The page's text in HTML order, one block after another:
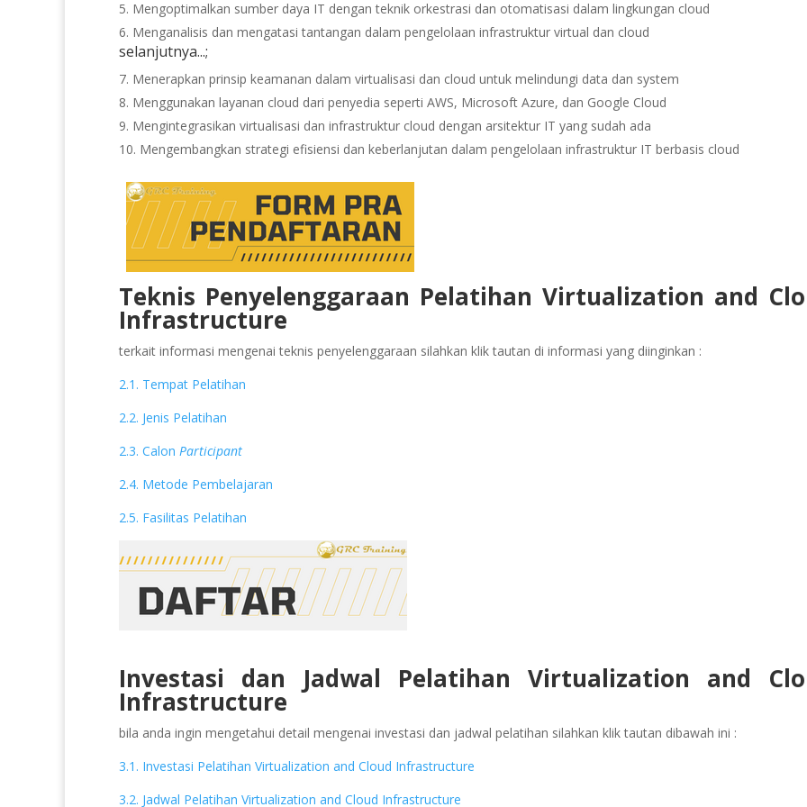
Mengoptimalkan sumber daya IT dengan teknik orkestrasi dan otomatisasi dalam lingkungan cloud
Menganalisis dan mengatasi tantangan dalam pengelolaan infrastruktur virtual dan cloud
selanjutnya...;
Menerapkan prinsip keamanan dalam virtualisasi dan cloud untuk melindungi data dan system
Menggunakan layanan cloud dari penyedia seperti AWS, Microsoft Azure, dan Google Cloud
Mengintegrasikan virtualisasi dan infrastruktur cloud dengan arsitektur IT yang sudah ada
Mengembangkan strategi efisiensi dan keberlanjutan dalam pengelolaan infrastruktur IT berbasis cloud
Teknis Penyelenggaraan Pelatihan Virtualization and
Infrastructure
terkait informasi mengenai teknis penyelenggaraan silahkan klik tautan di informasi yang diinginkan :
2.1. Tempat Pelatihan
2.2. Jenis Pelatihan
2.3. Calon Participant
2.4. Metode Pembelajaran
2.5. Fasilitas Pelatihan
Investasi dan Jadwal Pelatihan Virtualization and
Infrastructure
bila anda ingin mengetahui detail mengenai investasi dan jadwal pelatihan silahkan klik tautan dibawah ini :
3.1. Investasi Pelatihan Virtualization and Cloud Infrastructure
3.2. Jadwal Pelatihan Virtualization and Cloud Infrastructure